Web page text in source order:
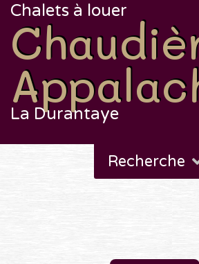
Chalets à louer
La Durantaye